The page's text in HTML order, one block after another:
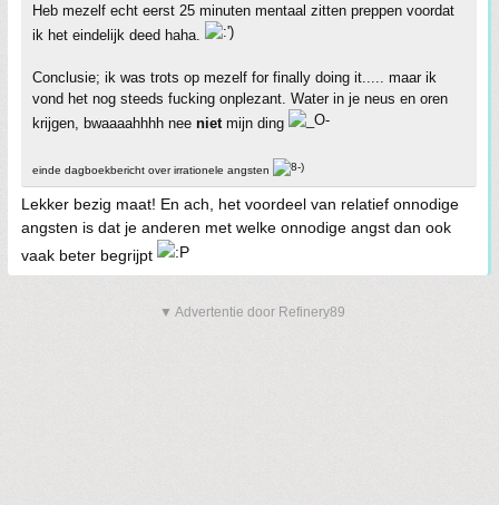
Heb mezelf echt eerst 25 minuten mentaal zitten preppen voordat
ik het eindelijk deed haha.
Conclusie; ik was trots op mezelf for finally doing it..... maar ik
vond het nog steeds fucking onplezant. Water in je neus en oren
krijgen, bwaaaahhhh nee niet mijn ding
einde dagboekbericht over irrationele angsten
Lekker bezig maat! En ach, het voordeel van relatief onnodige
angsten is dat je anderen met welke onnodige angst dan ook
vaak beter begrijpt
▼ Advertentie door Refinery89